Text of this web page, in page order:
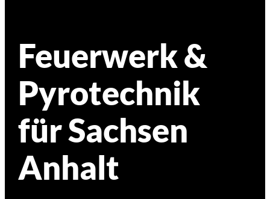
Feuerwerk &
Pyrotechnik
für Sachsen
Anhalt